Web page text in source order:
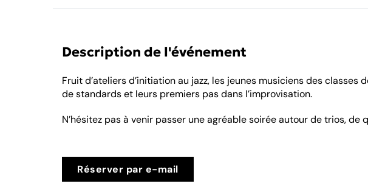
Description de l'événement
Fruit d’ateliers d’initiation au jazz, les jeunes musiciens des
de standards et leurs premiers pas dans l’improvisation.
N’hésitez pas à venir passer une agréable soirée autour de trios,
Réserver par e-mail